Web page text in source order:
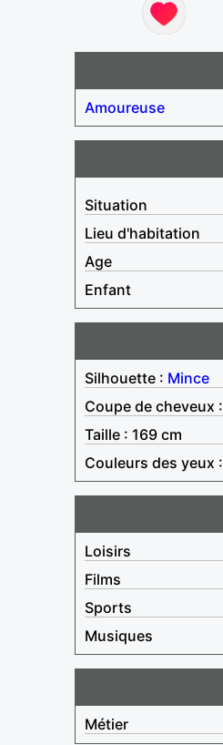
Amoureuse
Situation
Lieu d'habitation
Age
Enfant
Silhouette : Mince
Coupe de cheveux :
Taille : 169 cm
Couleurs des yeux :
Loisirs
Films
Sports
Musiques
Métier